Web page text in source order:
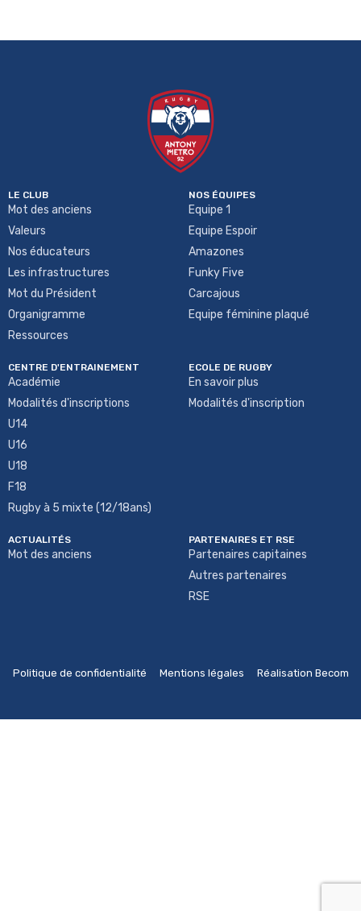
LE CLUB
Mot des anciens
Valeurs
Nos éducateurs
Les infrastructures
Mot du Président
Organigramme
Ressources
NOS ÉQUIPES
Equipe 1
Equipe Espoir
Amazones
Funky Five
Carcajous
Equipe féminine plaqué
CENTRE D'ENTRAINEMENT
Académie
Modalités d'inscriptions
U14
U16
U18
F18
Rugby à 5 mixte (12/18ans)
ECOLE DE RUGBY
En savoir plus
Modalités d'inscription
ACTUALITÉS
Mot des anciens
PARTENAIRES ET RSE
Partenaires capitaines
Autres partenaires
RSE
Politique de confidentialité Mentions légales Réalisation Becom